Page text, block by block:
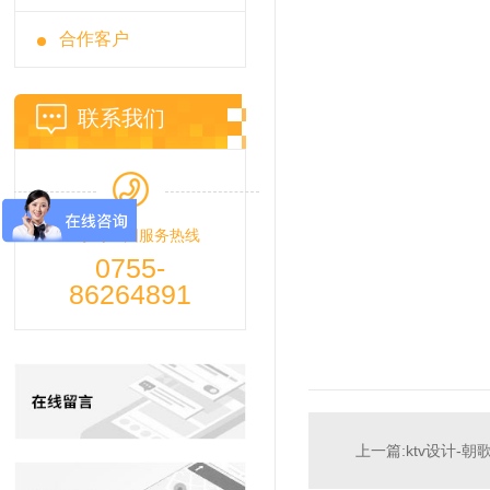
合作客户
联系我们
24小时全国服务热线
0755-
86264891
上一篇:ktv设计-朝